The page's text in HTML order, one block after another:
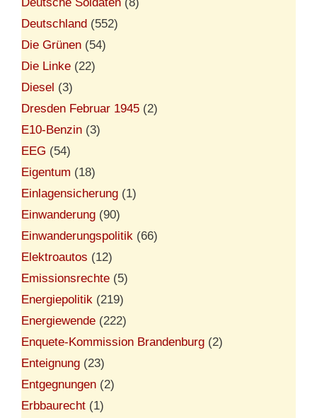
Deutschland (552)
Die Grünen (54)
Die Linke (22)
Diesel (3)
Dresden Februar 1945 (2)
E10-Benzin (3)
EEG (54)
Eigentum (18)
Einlagensicherung (1)
Einwanderung (90)
Einwanderungspolitik (66)
Elektroautos (12)
Emissionsrechte (5)
Energiepolitik (219)
Energiewende (222)
Enquete-Kommission Brandenburg (2)
Enteignung (23)
Entgegnungen (2)
Erbbaurecht (1)